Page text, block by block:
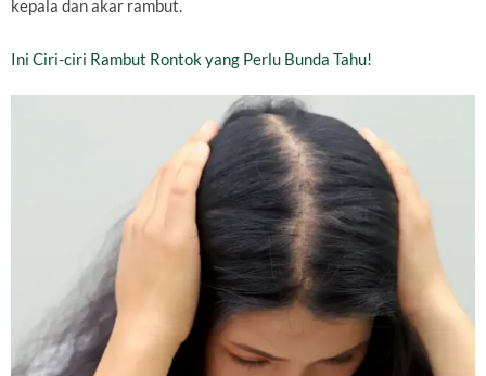
kepala dan akar rambut.
Ini Ciri-ciri Rambut Rontok yang Perlu Bunda Tahu!